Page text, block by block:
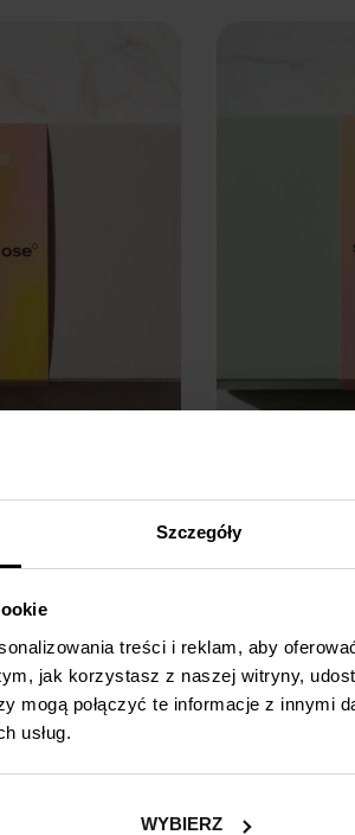
Szczegóły
treści i reklam, aby
jak korzystasz z naszej witryny,
mogą połączyć te informacje z innymi
usług.
WYBIERZ
ZESTAW PREZENTOWY RÓŻOWY Z KOLAGENEM I KAMIENIEM GUA SHA
149,00zł